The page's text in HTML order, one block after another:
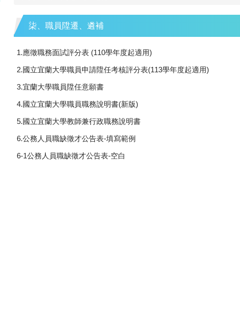
柒、職員陞遷、遴補
1.應徵職務面試評分表 (110學年度起適用)
2.國立宜蘭大學職員申請陞任考核評分表(113學年度起適用)
3.宜蘭大學職員陞任意願書
4.國立宜蘭大學職員職務說明書(新版)
5.國立宜蘭大學教師兼行政職務說明書
6.公務人員職缺徵才公告表-填寫範例
6-1公務人員職缺徵才公告表-空白